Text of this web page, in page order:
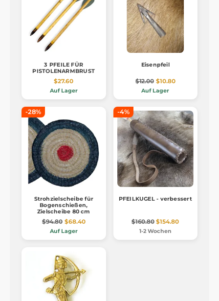
3 PFEILE FÜR
PISTOLENARMBRUST
$27.60
Auf Lager
Eisenpfeil
$12.00 $10.80
Auf Lager
-28%
Strohzielscheibe für
Bogenschießen,
Zielscheibe 80 cm
$94.80 $68.40
Auf Lager
-4%
PFEILKUGEL - verbessert
$160.80 $154.80
1-2 Wochen